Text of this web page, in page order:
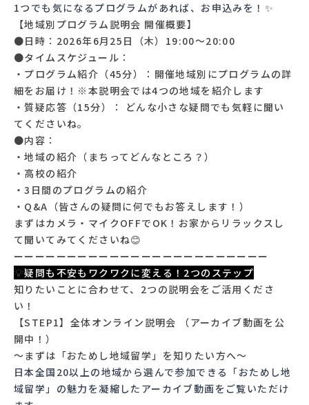
1つでも気になるプログラムがあれば、お申込みを！✨
【地域別プログラム説明会 開催概要】
●日時：2026年6月25日（木）19:00～20:00
●タイムスケジュール：
・プログラム紹介（45分）：開催地域別にプログラムの詳
細をお届け！※本説明会では4つの地域を紹介します
・質疑応答（15分）： どんな小さな疑問でも気軽に聞い
てくださいね。
●内容：
・地域の紹介（まちってどんなところ？）
・高校の紹介
・3日間のプログラムの紹介
・Q&A（皆さんの疑問に何でもお答えします！）
まずはカメラ・マイクOFFでOK！お家からリラックスし
て聞いてみてくださいね😊
ーーーーーーーーーーーーーーーーーーーーーーーー
💡疑問も不安もワクワクに変える！2つのステップ
知りたいことに合わせて、2つの説明会をご活用くださ
い！
【STEP1】全体オンライン説明会 （アーカイブ動画を公
開中！）
〜まずは「おためし地域留学」を知りたい方へ〜
日本全国20以上の地域から選んで参加できる「おためし地
域留学」の魅力を凝縮したアーカイブ動画をご覧いただけ